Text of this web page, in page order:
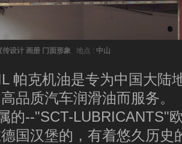
设计 画册 门面形象 地点 : 中山
帕克机油是专为中国大陆
品质汽车润滑油而服务。
的--"SCT-LUBRICANTS"
国汉堡的，有着悠久历史